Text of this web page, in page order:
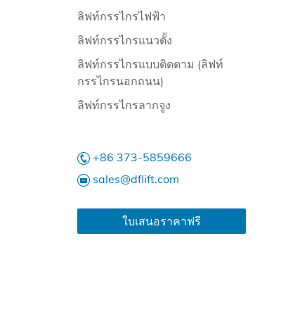
ลิฟท์กรรไกรไฟฟ้า
ลิฟท์กรรไกรแนวตั้ง
ลิฟท์กรรไกรแบบติดตาม (ลิฟท์
กรรไกรนอกถนน)
ลิฟท์กรรไกรลากจูง
+86 373-5859666
sales@dflift.com
ใบเสนอราคาฟรี